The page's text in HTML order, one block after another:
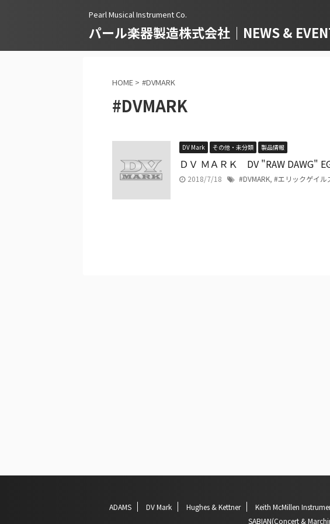
Pearl Musical Instrument Co.
パール楽器製造株式会社｜NEWS &
HOME > #DVMARK
#DVMARK
DV Mark その他・未分類 製品情報
ＤＶ ＭＡＲＫ DV "RAW DAWG"
2018/7/18 #DVMARK, #エリックゲイル
ADAMS DV Mark Hughes & Kettner Keith McMillen
SABIAN(Concert &